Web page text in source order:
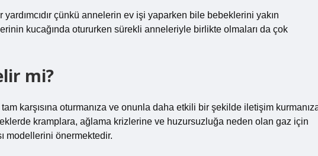
yardımcıdır çünkü annelerin ev işi yaparken bile bebeklerini yakın
kucağında otururken sürekli anneleriyle birlikte olmaları da çok
mi?
tam karşısına oturmanıza ve onunla daha etkili bir şekilde iletişim
kramplara, ağlama krizlerine ve huzursuzluğa neden olan gaz için
modellerini önermektedir.